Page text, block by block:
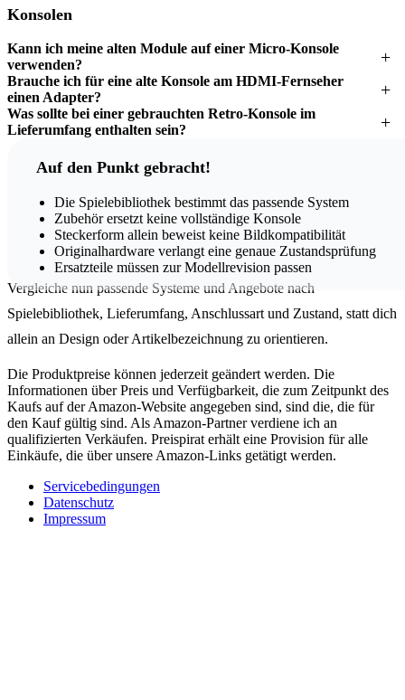
Konsolen
Kann ich meine alten Module auf einer Micro-Konsole
verwenden?
Brauche ich für eine alte Konsole am HDMI-Fernseher
einen Adapter?
Was sollte bei einer gebrauchten Retro-Konsole im
Lieferumfang enthalten sein?
Auf den Punkt gebracht!
Die Spielebibliothek bestimmt das passende System
Zubehör ersetzt keine vollständige Konsole
Steckerform allein beweist keine Bildkompatibilität
Originalhardware verlangt eine genaue Zustandsprüfung
Ersatzteile müssen zur Modellrevision passen
Vergleiche nun passende Systeme und Angebote nach
Spielebibliothek, Lieferumfang, Anschlussart und Zustand, statt dich
allein an Design oder Artikelbezeichnung zu orientieren.
Die Produktpreise können jederzeit geändert werden. Die
Informationen über Preis und Verfügbarkeit, die zum Zeitpunkt des
Kaufs auf der Amazon-Website angegeben sind, sind die, die für
den Kauf gültig sind. Als Amazon-Partner verdiene ich an
qualifizierten Verkäufen. Preispirat erhält eine Provision für alle
Einkäufe, die über unsere Amazon-Links getätigt werden.
Servicebedingungen
Datenschutz
Impressum